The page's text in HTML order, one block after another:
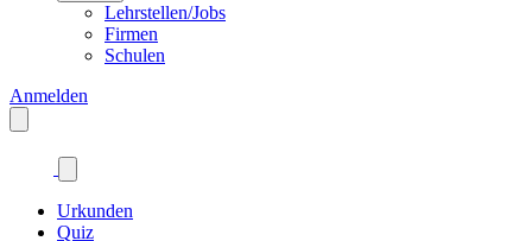
Lehrstellen/Jobs
Firmen
Schulen
Anmelden
Urkunden
Quiz